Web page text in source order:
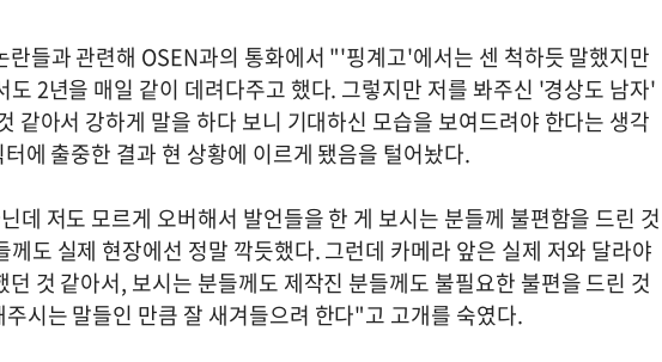
란들과 관련해 OSEN과의 통화에서 "'핑계고'에서는 센 척하듯 말했지만
2년을 매일 같이 데려다주고 했다. 그렇지만 저를 봐주신 '경상도 남자'
같아서 강하게 말을 하다 보니 기대하신 모습을 보여드려야 한다는 생각
에 출중한 결과 현 상황에 이르게 됐음을 털어놨다.
데 저도 모르게 오버해서 발언들을 한 게 보시는 분들께 불편함을 드린 것
도 실제 현장에선 정말 깍듯했다. 그런데 카메라 앞은 실제 저와 달라야
것 같아서, 보시는 분들께도 제작진 분들께도 불필요한 불편을 드린 것
시는 말들인 만큼 잘 새겨들으려 한다"고 고개를 숙였다.